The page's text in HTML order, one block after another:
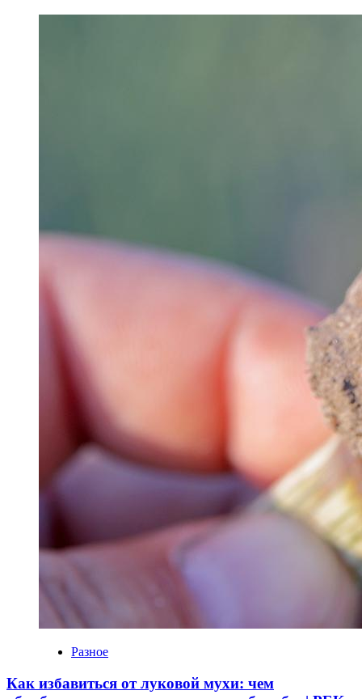
Разное
Как избавиться от луковой мухи: чем